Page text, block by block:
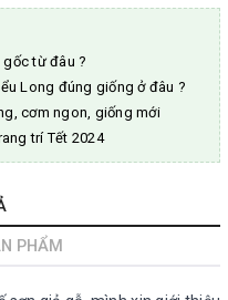
gốc từ đâu ?
Long đúng giống ở đâu ?
cơm ngon, giống mới
trí Tết 2024
PHẨM